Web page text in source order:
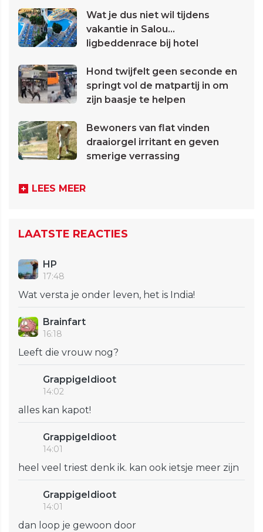
Wat je dus niet wil tijdens
vakantie in Salou...
ligbeddenrace bij hotel
Hond twijfelt geen seconde en
springt vol de matpartij in om
zijn baasje te helpen
Bewoners van flat vinden
draaiorgel irritant en geven
smerige verrassing
LEES MEER
LAATSTE REACTIES
HP
17:48
Wat versta je onder leven, het is India!
Brainfart
16:18
Leeft die vrouw nog?
GrappigeIdioot
14:02
alles kan kapot!
GrappigeIdioot
14:01
heel veel triest denk ik. kan ook ietsje meer zijn
GrappigeIdioot
14:01
dan loop je gewoon door